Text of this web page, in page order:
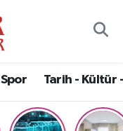
Spor Tarih - Kültür